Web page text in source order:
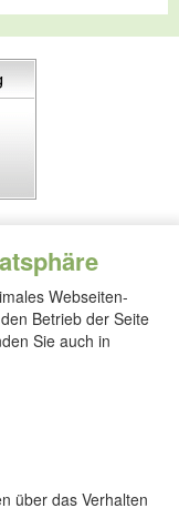
Webseiten-
Betrieb der Seite
Sie auch in
über das Verhalten